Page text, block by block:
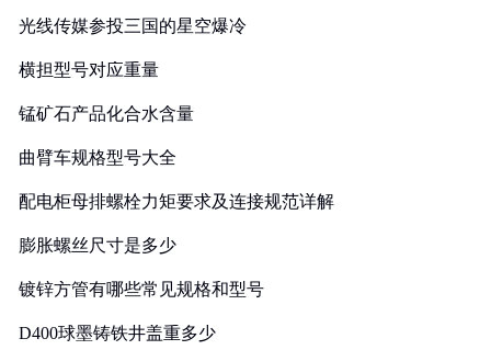
光线传媒参投三国的星空爆冷
横担型号对应重量
锰矿石产品化合水含量
曲臂车规格型号大全
配电柜母排螺栓力矩要求及连接规范详解
膨胀螺丝尺寸是多少
镀锌方管有哪些常见规格和型号
D400球墨铸铁井盖重多少